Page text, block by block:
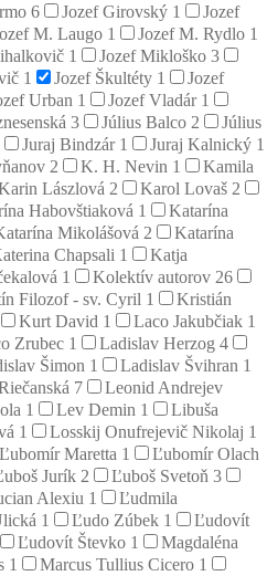
6 Jozef Girovský 1
Jozef
M. Laugo 1 Jozef M. Rydlo 1
1 Jozef Mikloško 3
1 Jozef Škultéty 1
Jozef
Urban 1 Jozef Vladár 1
3 Július Balco 2
Július
Juraj Bindzár 1 Juraj Kalnický 1
2 K. H. Nevin 1
Kamila
Lászlová 2 Karol Lovaš 2
Habovštiaková 1
Katarína
Mikolášová 2
Katarína
Chapsali 1
Katja
1 Kolektív autorov 26
Filozof - sv. Cyril 1
Kristián
Kurt David 1 Laco Jakubčiak 1
Zrubec 1 Ladislav Herzog 4
Šimon 1 Ladislav Švihran 1
7
Leonid Andrejev
1 Lev Demin 1
Libuša
1 Losskij Onufrejevič Nikolaj 1
Ľubomír Maretta 1
Ľubomír Olach
Jurík 2 Ľuboš Svetoň 3
Alexiu 1
Ľudmila
1 Ľudo Zúbek 1
Ľudovít
Ľudovít Števko 1
Magdaléna
1 Marcus Tullius Cicero 1